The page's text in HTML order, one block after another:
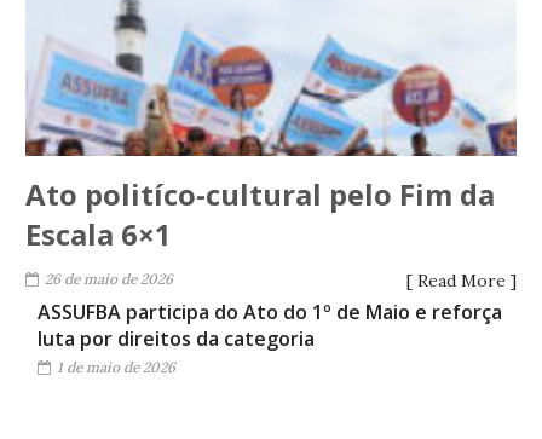
Ato politíco-cultural pelo Fim da
Escala 6×1
26 de maio de 2026 [ Read More ]
ASSUFBA participa do Ato do 1º de Maio e reforça
luta por direitos da categoria
1 de maio de 2026